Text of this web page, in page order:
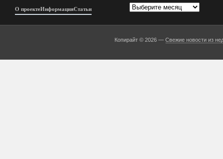
О проектеИнформацияСтатьи Архивы
Копирайт © 2026 —Свежие новости из